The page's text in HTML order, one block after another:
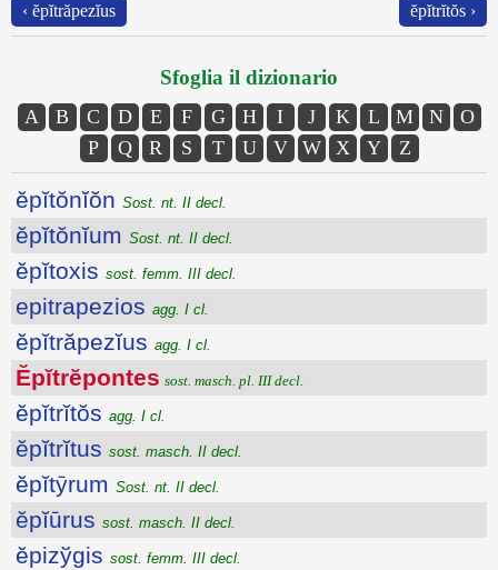
‹ ĕpĭtrăpezĭus ĕpĭtrĭtŏs ›
Sfoglia il dizionario
A B C D E F G H I J K L M N
O
P
Q R S T U V W X Y Z
ĕpĭtŏnĭŏn Sost. nt. II decl.
ĕpĭtŏnĭum Sost. nt. II decl.
ĕpĭtoxis sost. femm. III decl.
epitrapezios agg. I cl.
ĕpĭtrăpezĭus agg. I cl.
Ĕpĭtrĕpontes sost. masch. pl. III decl.
ĕpĭtrĭtŏs agg. I cl.
ĕpĭtrĭtus sost. masch. II decl.
ĕpĭtȳrum Sost. nt. II decl.
ĕpĭūrus sost. masch. II decl.
ĕpizўgis sost. femm. III decl.